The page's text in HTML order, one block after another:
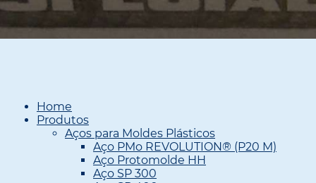
Home
Produtos
Aços para Moldes Plásticos
Aço PMo REVOLUTION® (P20 M)
Aço Protomolde HH
Aço SP 300